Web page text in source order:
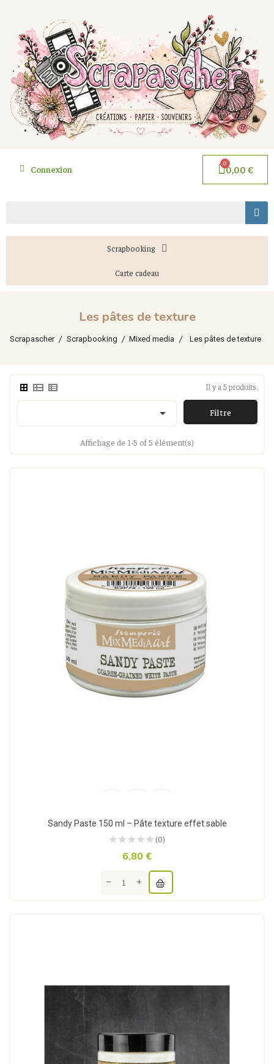
Connexion 0,00 €
Scrapbooking
Carte cadeau
Les pâtes de texture
Scrapascher Scrapbooking Mixed media Les pâtes de texture
Il y a 5 produits.
 Filtre
Affichage de 1-5 of 5 élément(s)
Sandy Paste 150 ml – Pâte texture effet sable
(0)
6,80 €